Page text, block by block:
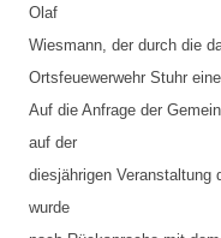
Olaf
Wiesmann, der durch die
Ortsfeuewerwehr Stuhr
Auf die Anfrage der
auf der
diesjährigen Veranstaltung
wurde